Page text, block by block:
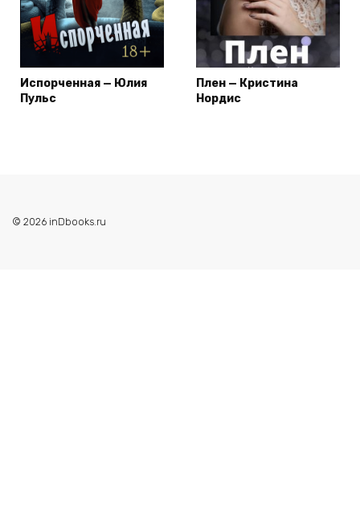
Испорченная — Юлия
Пульс
Плен — Кристина
Нордис
© 2026 inDbooks.ru